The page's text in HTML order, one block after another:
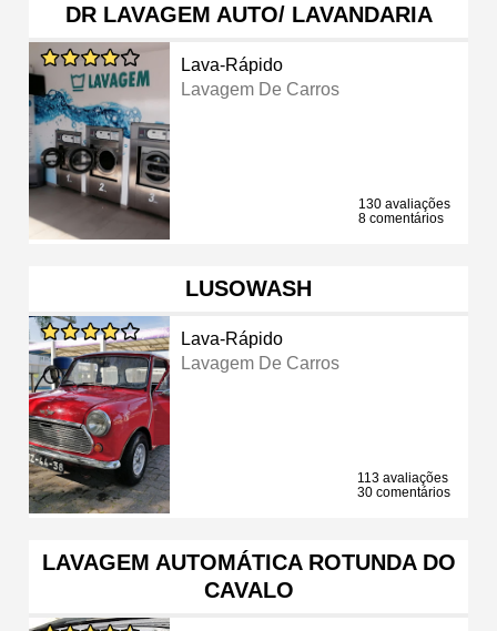
DR LAVAGEM AUTO/ LAVANDARIA
Lava-Rápido
Lavagem De Carros
130 avaliações
8 comentários
LUSOWASH
Lava-Rápido
Lavagem De Carros
113 avaliações
30 comentários
LAVAGEM AUTOMÁTICA ROTUNDA DO
CAVALO